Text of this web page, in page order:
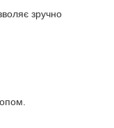
зручно